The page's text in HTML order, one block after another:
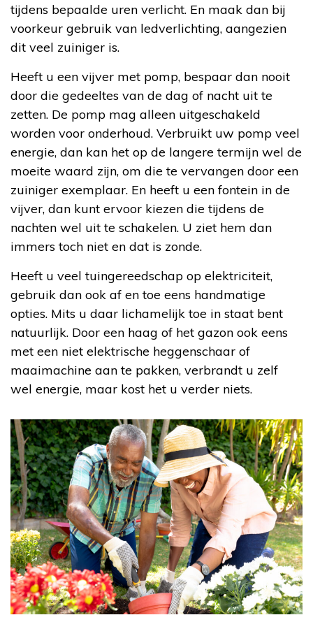
tijdens bepaalde uren verlicht. En maak dan bij
voorkeur gebruik van ledverlichting, aangezien
dit veel zuiniger is.
Heeft u een vijver met pomp, bespaar dan nooit
door die gedeeltes van de dag of nacht uit te
zetten. De pomp mag alleen uitgeschakeld
worden voor onderhoud. Verbruikt uw pomp veel
energie, dan kan het op de langere termijn wel de
moeite waard zijn, om die te vervangen door een
zuiniger exemplaar. En heeft u een fontein in de
vijver, dan kunt ervoor kiezen die tijdens de
nachten wel uit te schakelen. U ziet hem dan
immers toch niet en dat is zonde.
Heeft u veel tuingereedschap op elektriciteit,
gebruik dan ook af en toe eens handmatige
opties. Mits u daar lichamelijk toe in staat bent
natuurlijk. Door een haag of het gazon ook eens
met een niet elektrische heggenschaar of
maaimachine aan te pakken, verbrandt u zelf
wel energie, maar kost het u verder niets.